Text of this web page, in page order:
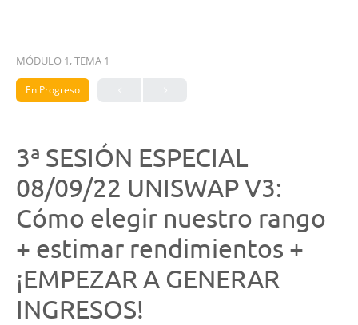
MÓDULO 1, TEMA 1
En Progreso
3ª SESIÓN ESPECIAL
08/09/22 UNISWAP V3:
Cómo elegir nuestro rango
+ estimar rendimientos +
¡EMPEZAR A GENERAR
INGRESOS!